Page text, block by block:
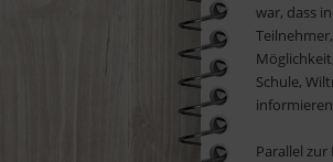
war, dass
Schule,
Parallel